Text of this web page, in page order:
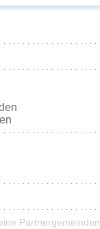
Partnergemeinden